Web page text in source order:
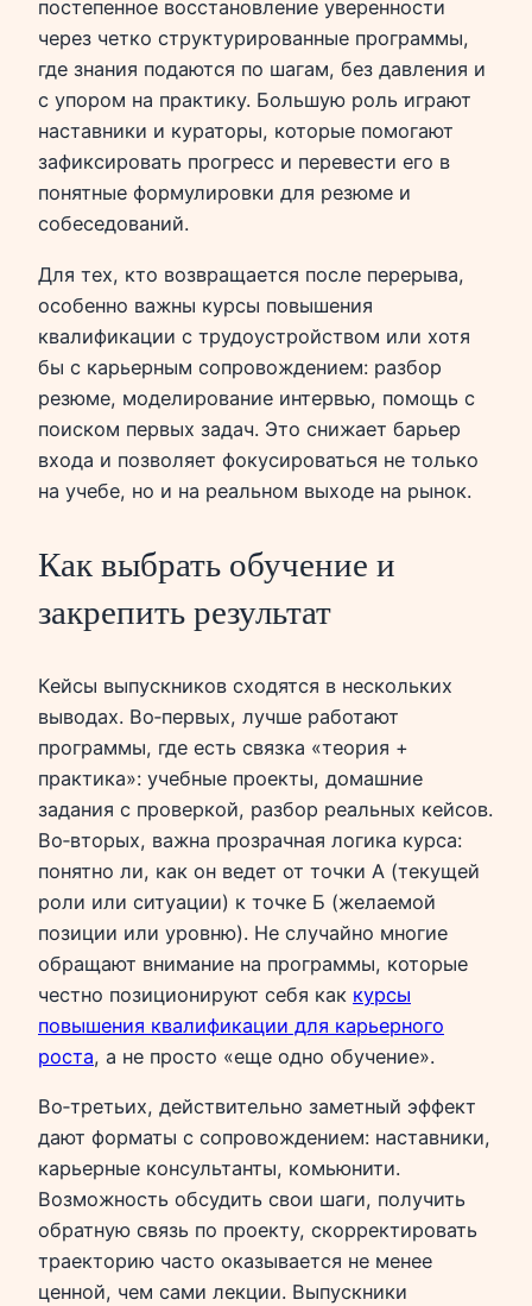
постепенное восстановление уверенности
через четко структурированные программы,
где знания подаются по шагам, без давления и
с упором на практику. Большую роль играют
наставники и кураторы, которые помогают
зафиксировать прогресс и перевести его в
понятные формулировки для резюме и
собеседований.
Для тех, кто возвращается после перерыва,
особенно важны курсы повышения
квалификации с трудоустройством или хотя
бы с карьерным сопровождением: разбор
резюме, моделирование интервью, помощь с
поиском первых задач. Это снижает барьер
входа и позволяет фокусироваться не только
на учебе, но и на реальном выходе на рынок.
Как выбрать обучение и
закрепить результат
Кейсы выпускников сходятся в нескольких
выводах. Во‑первых, лучше работают
программы, где есть связка «теория +
практика»: учебные проекты, домашние
задания с проверкой, разбор реальных кейсов.
Во‑вторых, важна прозрачная логика курса:
понятно ли, как он ведет от точки А (текущей
роли или ситуации) к точке Б (желаемой
позиции или уровню). Не случайно многие
обращают внимание на программы, которые
честно позиционируют себя как курсы
повышения квалификации для карьерного
роста, а не просто «еще одно обучение».
Во‑третьих, действительно заметный эффект
дают форматы с сопровождением: наставники,
карьерные консультанты, комьюнити.
Возможность обсудить свои шаги, получить
обратную связь по проекту, скорректировать
траекторию часто оказывается не менее
ценной, чем сами лекции. Выпускники